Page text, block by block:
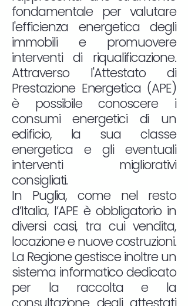
fondamentale per valutare
l'efficienza energetica degli
immobili e promuovere
interventi di riqualificazione.
Attraverso l'Attestato di
Prestazione Energetica (APE)
è possibile conoscere i
consumi energetici di un
edificio, la sua classe
energetica e gli eventuali
interventi migliorativi
consigliati.
In Puglia, come nel resto
d’Italia, l’APE è obbligatorio in
diversi casi, tra cui vendita,
locazione e nuove costruzioni.
La Regione gestisce inoltre un
sistema informatico dedicato
per la raccolta e la